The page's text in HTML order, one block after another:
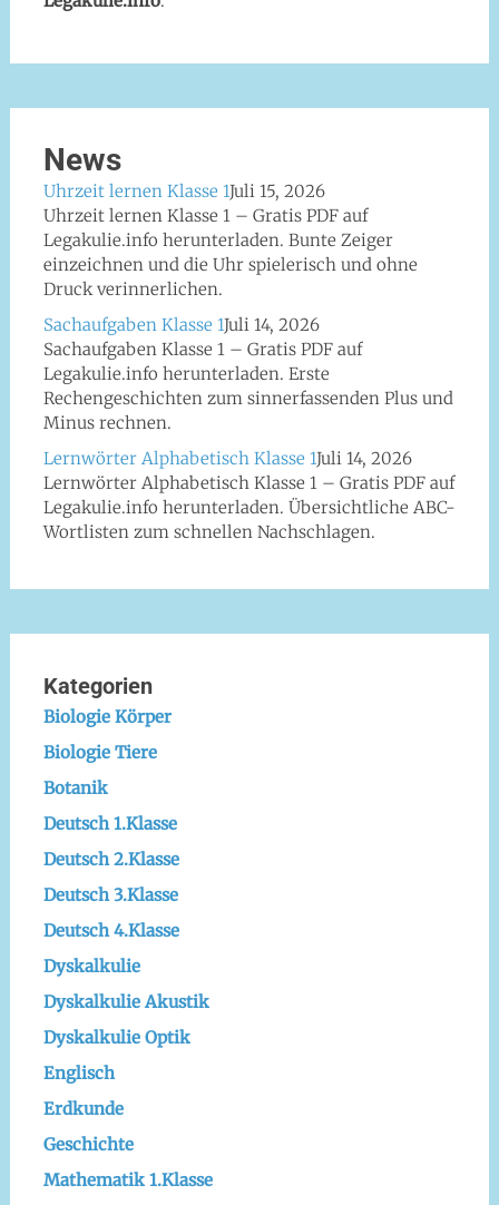
News
Uhrzeit lernen Klasse 1Juli 15, 2026
Uhrzeit lernen Klasse 1 – Gratis PDF auf
Legakulie.info herunterladen. Bunte Zeiger
einzeichnen und die Uhr spielerisch und ohne
Druck verinnerlichen.
Sachaufgaben Klasse 1Juli 14, 2026
Sachaufgaben Klasse 1 – Gratis PDF auf
Legakulie.info herunterladen. Erste
Rechengeschichten zum sinnerfassenden Plus und
Minus rechnen.
Lernwörter Alphabetisch Klasse 1Juli 14, 2026
Lernwörter Alphabetisch Klasse 1 – Gratis PDF auf
Legakulie.info herunterladen. Übersichtliche ABC-
Wortlisten zum schnellen Nachschlagen.
Kategorien
Biologie Körper
Biologie Tiere
Botanik
Deutsch 1.Klasse
Deutsch 2.Klasse
Deutsch 3.Klasse
Deutsch 4.Klasse
Dyskalkulie
Dyskalkulie Akustik
Dyskalkulie Optik
Englisch
Erdkunde
Geschichte
Mathematik 1.Klasse